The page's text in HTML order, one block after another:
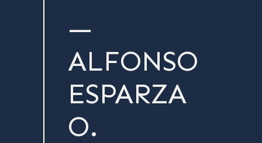
—
ALFONSO
ESPARZA
O.